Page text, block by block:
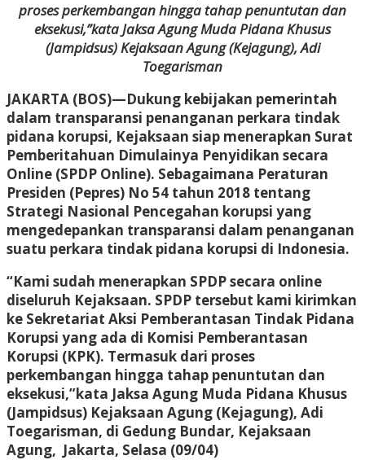
proses perkembangan hingga tahap penuntutan dan
eksekusi,”kata Jaksa Agung Muda Pidana Khusus
(Jampidsus) Kejaksaan Agung (Kejagung), Adi
Toegarisman
JAKARTA (BOS)—Dukung kebijakan pemerintah
dalam transparansi penanganan perkara tindak
pidana korupsi, Kejaksaan siap menerapkan Surat
Pemberitahuan Dimulainya Penyidikan secara
Online (SPDP Online). Sebagaimana Peraturan
Presiden (Pepres) No 54 tahun 2018 tentang
Strategi Nasional Pencegahan korupsi yang
mengedepankan transparansi dalam penanganan
suatu perkara tindak pidana korupsi di Indonesia.
“Kami sudah menerapkan SPDP secara online
diseluruh Kejaksaan. SPDP tersebut kami kirimkan
ke Sekretariat Aksi Pemberantasan Tindak Pidana
Korupsi yang ada di Komisi Pemberantasan
Korupsi (KPK). Termasuk dari proses
perkembangan hingga tahap penuntutan dan
eksekusi,”kata Jaksa Agung Muda Pidana Khusus
(Jampidsus) Kejaksaan Agung (Kejagung), Adi
Toegarisman, di Gedung Bundar, Kejaksaan
Agung, Jakarta, Selasa (09/04)